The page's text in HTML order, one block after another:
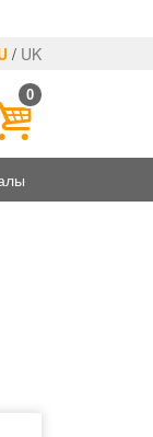
/ UK
0